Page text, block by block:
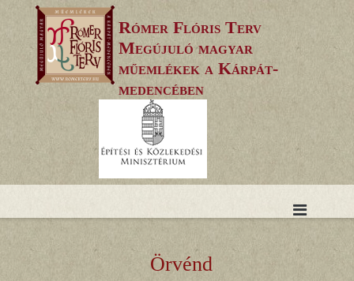
to
content
Rómer Flóris Terv
Megújuló magyar
műemlékek a Kárpát-
medencében
Örvénd